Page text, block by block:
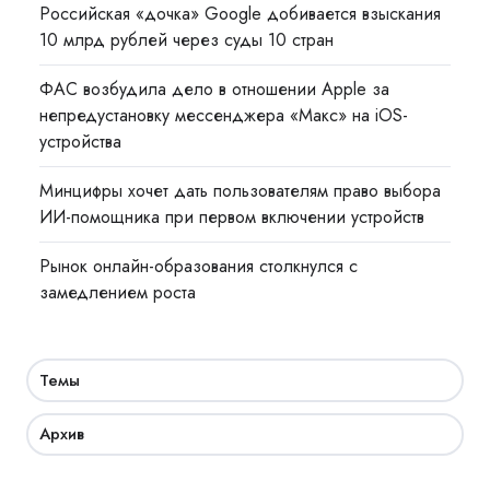
Российская «дочка» Google добивается взыскания
10 млрд рублей через суды 10 стран
ФАС возбудила дело в отношении Apple за
непредустановку мессенджера «Макс» на iOS-
устройства
Минцифры хочет дать пользователям право выбора
ИИ-помощника при первом включении устройств
Рынок онлайн-образования столкнулся с
замедлением роста
Темы
Архив